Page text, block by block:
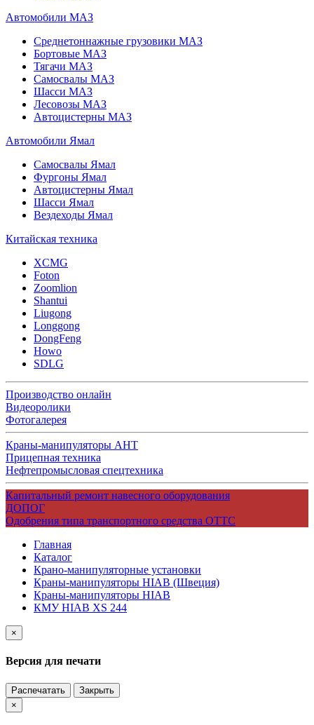
Автомобили МАЗ
Среднетоннажные грузовики МАЗ
Бортовые МАЗ
Тягачи МАЗ
Самосвалы МАЗ
Шасси МАЗ
Лесовозы МАЗ
Автоцистерны МАЗ
Автомобили Ямал
Самосвалы Ямал
Фургоны Ямал
Автоцистерны Ямал
Шасси Ямал
Вездеходы Ямал
Китайская техника
XCMG
Foton
Zoomlion
Shantui
Liugong
Longgong
DongFeng
Howo
SDLG
Производство онлайн
Видеоролики
Фотогалерея
Краны-манипуляторы АНТ
Прицепная техника
Нефтепромысловая спецтехника
Капитальный ремонт навесного оборудования
ДОПОГ
Одобрения типа транспортного средства ОТТС
Главная
Каталог
Крано-манипуляторные установки
Краны-манипуляторы HIAB (Швеция)
Краны-манипуляторы HIAB
КМУ HIAB XS 244
×
Версия для печати
Распечатать
Закрыть
×